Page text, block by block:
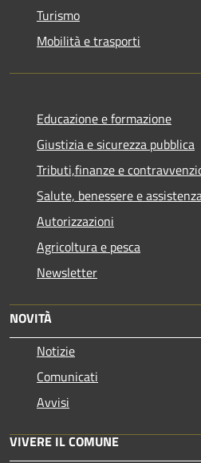
Turismo
Mobilità e trasporti
Educazione e formazione
Giustizia e sicurezza pubblica
Tributi,finanze e
Salute, benessere e
Autorizzazioni
Agricoltura e pesca
Newsletter
NOVITÀ
Notizie
Comunicati
Avvisi
VIVERE IL COMUNE